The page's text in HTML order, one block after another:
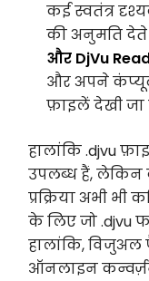
कई स्वतंत्र
की अनुमति देते
और DjVu
और अपने
फ़ाइलें देखी
हालांकि .djvu
उपलब्ध हैं,
प्रक्रिया अभी
के लिए जो .djvu
हालांकि,
ऑनलाइन